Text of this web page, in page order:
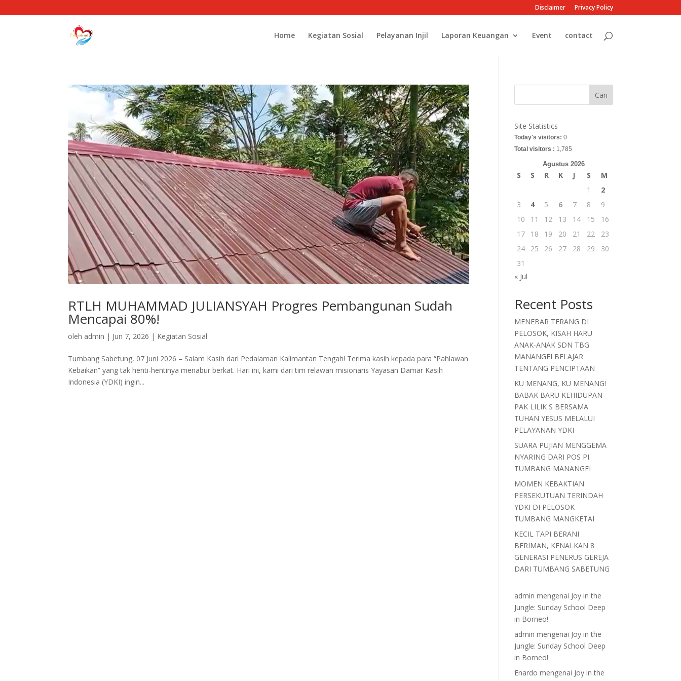
Disclaimer Privacy Policy
Home Kegiatan Sosial Pelayanan Injil Laporan Keuangan Event contact
RTLH MUHAMMAD JULIANSYAH Progres Pembangunan Sudah
Mencapai 80%!
oleh admin | Jun 7, 2026 | Kegiatan Sosial
Tumbang Sabetung, 07 Juni 2026 – Salam Kasih dari Pedalaman Kalimantan Tengah! Terima kasih kepada para “Pahlawan
Kebaikan” yang tak henti-hentinya menabur berkat. Hari ini, kami dari tim relawan misionaris Yayasan Damar Kasih
Indonesia (YDKI) ingin...
Cari
Site Statistics
Today's visitors:0
Total visitors : 1,785
Agustus 2026
S S R K J S
M
1
2
3
4 5 6 7 8
9
10
11 12 13 14 15
16
17
18 19 20 21 22
23
24
25 26 27 28 29
30
31
« Jul
Recent Posts
MENEBAR TERANG DI
PELOSOK, KISAH HARU
ANAK-ANAK SDN TBG
MANANGEI BELAJAR
TENTANG PENCIPTAAN
KU MENANG, KU MENANG!
BABAK BARU KEHIDUPAN
PAK LILIK S BERSAMA
TUHAN YESUS MELALUI
PELAYANAN YDKI
SUARA PUJIAN MENGGEMA
NYARING DARI POS PI
TUMBANG MANANGEI
MOMEN KEBAKTIAN
PERSEKUTUAN TERINDAH
YDKI DI PELOSOK
TUMBANG MANGKETAI
KECIL TAPI BERANI
BERIMAN, KENALKAN 8
GENERASI PENERUS GEREJA
DARI TUMBANG SABETUNG
admin mengenai Joy in the
Jungle: Sunday School Deep
in Borneo!
admin mengenai Joy in the
Jungle: Sunday School Deep
in Borneo!
Enardo mengenai Joy in the